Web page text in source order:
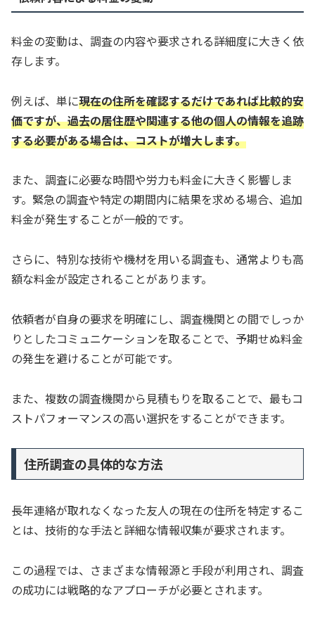
料金の変動は、調査の内容や要求される詳細度に大きく依
存します。
例えば、単に現在の住所を確認するだけであれば比較的安
価ですが、過去の居住歴や関連する他の個人の情報を追跡
する必要がある場合は、コストが増大します。
また、調査に必要な時間や労力も料金に大きく影響しま
す。緊急の調査や特定の期間内に結果を求める場合、追加
料金が発生することが一般的です。
さらに、特別な技術や機材を用いる調査も、通常よりも高
額な料金が設定されることがあります。
依頼者が自身の要求を明確にし、調査機関との間でしっか
りとしたコミュニケーションを取ることで、予期せぬ料金
の発生を避けることが可能です。
また、複数の調査機関から見積もりを取ることで、最もコ
ストパフォーマンスの高い選択をすることができます。
住所調査の具体的な方法
長年連絡が取れなくなった友人の現在の住所を特定するこ
とは、技術的な手法と詳細な情報収集が要求されます。
この過程では、さまざまな情報源と手段が利用され、調査
の成功には戦略的なアプローチが必要とされます。